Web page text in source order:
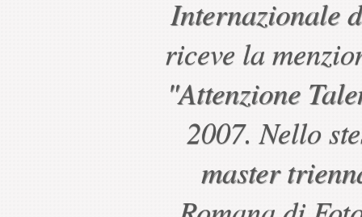
Internazionale
riceve la
"Attenzione
2007. Nello
master